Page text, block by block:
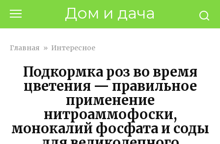
контенту
Дом и дача
Главная » Интересное
Подкормка роз во время
цветения — правильное
применение
нитроаммофоски,
монокалий фосфата и соды